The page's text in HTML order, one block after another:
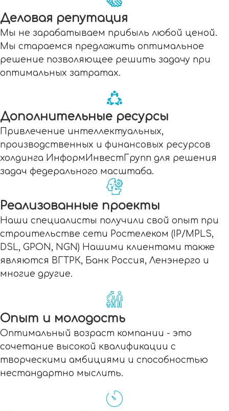
Деловая репутация
Мы не зарабатываем прибыль любой ценой.
Мы стараемся предложить оптимальное
решение позволяющее решить задачу при
оптимальных затратах.
Дополнительные ресурсы
Привлечение интеллектуальных,
производственных и финансовых ресурсов
холдинга ИнформИнвестГрупп для решения
задач федерального масштаба.
Реализованные проекты
Наши специалисты получили свой опыт при
строительстве сети Ростелеком (IP/MPLS,
DSL, GPON, NGN) Нашими клиентами также
являются ВГТРК, Банк Россия, Ленэнерго и
многие другие.
Опыт и молодость
Оптимальный возраст компании - это
сочетание высокой квалификации с
творческими амбициями и способностью
нестандартно мыслить.